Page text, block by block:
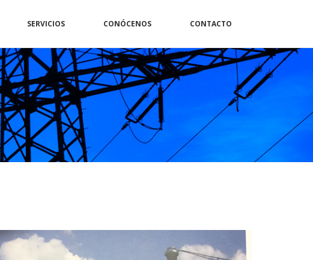
SERVICIOS CONÓCENOS CONTACTO